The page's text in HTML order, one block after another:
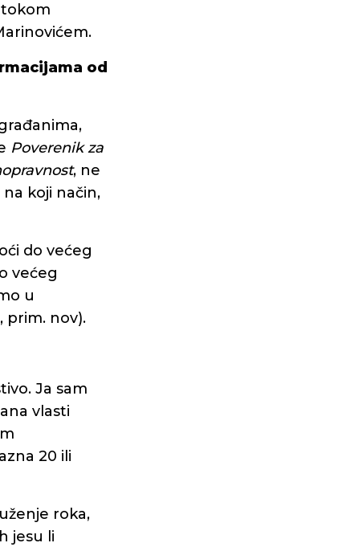
od
Poverenik za
, ne
koji način,
do većeg
većeg
u
prim. nov).
Ja sam
vlasti
20 ili
roka,
jesu li